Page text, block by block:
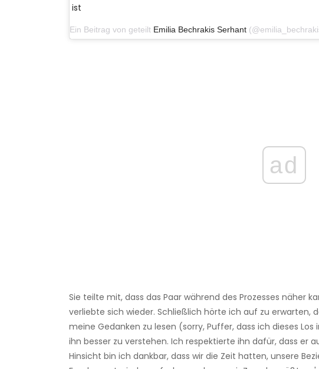
ist
Ein Beitrag von geteilt Emilia Bechrakis Serhant (@emilia_bechrakis) am 6. September
ad
Sie teilte mit, dass das Paar während des Prozesses näher
verliebte sich wieder. Schließlich hörte ich auf zu erwarten,
meine Gedanken zu lesen (sorry, Puffer, dass ich dieses
ihn besser zu verstehen. Ich respektierte ihn dafür, dass er
Hinsicht bin ich dankbar, dass wir die Zeit hatten, unsere